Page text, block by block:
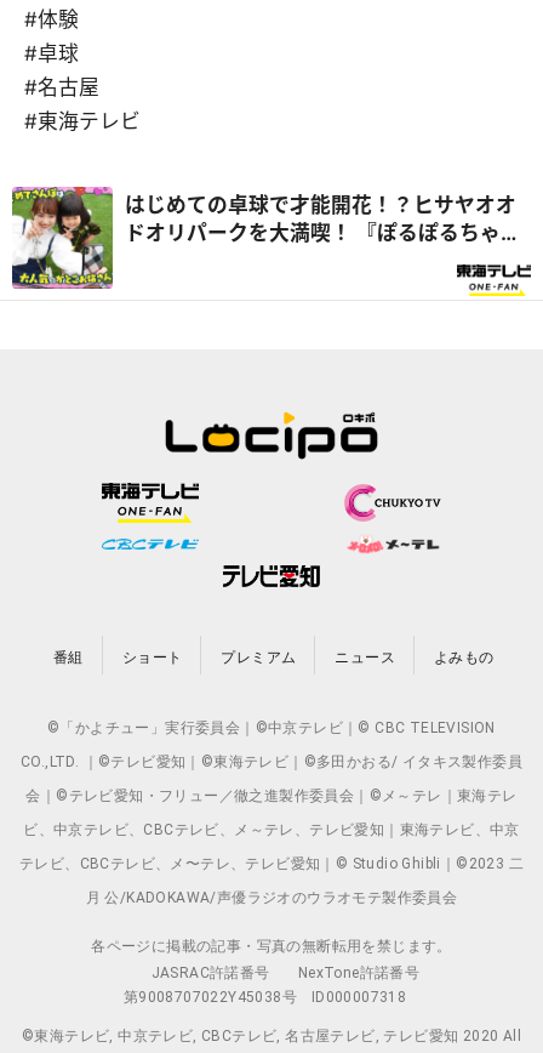
#体験
#卓球
#名古屋
#東海テレビ
はじめての卓球で才能開花！？ヒサヤオオ
ドオリパークを大満喫！ 『ぽるぽるちゃん
番組 ショート プレミアム ニュース よみもの
©「かよチュー」実行委員会｜©中京テレビ｜© CBC TELEVISION
CO.,LTD. ｜©テレビ愛知｜©東海テレビ｜©多田かおる/ イタキス製作委員
会｜©テレビ愛知・フリュー／徹之進製作委員会｜©メ～テレ｜東海テレ
ビ、中京テレビ、CBCテレビ、メ～テレ、テレビ愛知｜東海テレビ、中京
テレビ、CBCテレビ、メ〜テレ、テレビ愛知｜© Studio Ghibli｜©2023 二
月 公/KADOKAWA/声優ラジオのウラオモテ製作委員会
各ページに掲載の記事・写真の無断転用を禁じます。
JASRAC許諾番号
NexTone許諾番号
第9008707022Y45038号
ID000007318
©東海テレビ, 中京テレビ, CBCテレビ, 名古屋テレビ, テレビ愛知 2020 All